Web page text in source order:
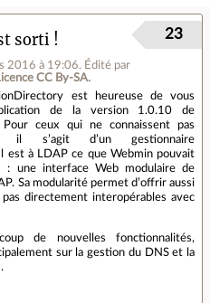
sorti !
2016 à 19:06. Édité par
CC By‑SA.
23
est heureuse de vous
de la version 1.0.10 de
Pour ceux qui ne connaissent pas
il s’agit d’un gestionnaire
est à LDAP ce que Webmin pouvait
: une interface Web modulaire de
Sa modularité permet d’offrir aussi
directement interopérables avec
de nouvelles fonctionnalités,
sur la gestion du DNS et la